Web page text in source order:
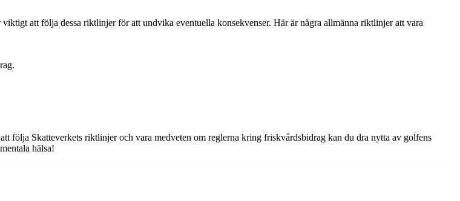
att följa dessa riktlinjer för att undvika eventuella konsekvenser. Här är några allmänna riktlinjer att vara
följa Skatteverkets riktlinjer och vara medveten om reglerna kring friskvårdsbidrag kan du dra nytta av golfens
hälsa!